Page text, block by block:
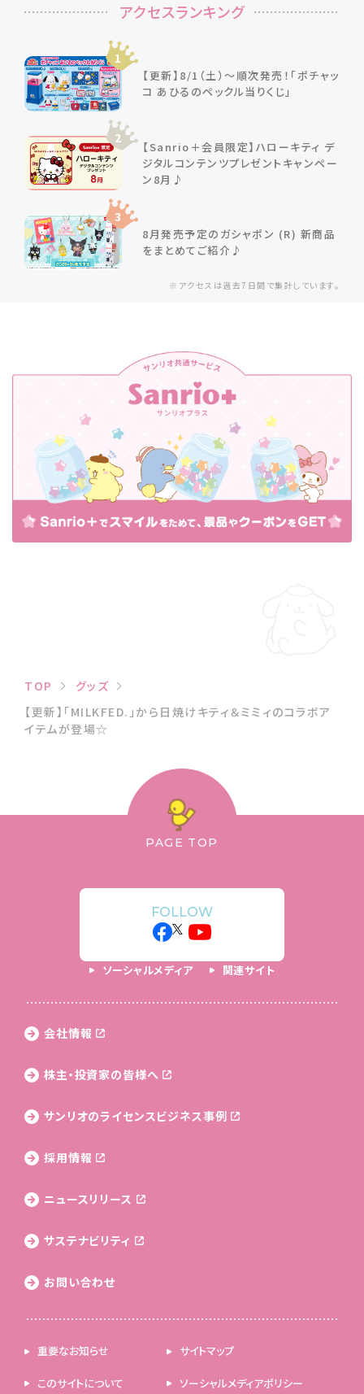
※アクセスは過去7日間で集計しています。
アクセスランキング
1
【更新】8/1（土）～順次発売！「ポチャッ
コ あひるのペックル当りくじ」
2
【Sanrio＋会員限定】ハローキティ デ
ジタルコンテンツプレゼントキャンペー
ン8月♪
3
8月発売予定のガシャポン (R) 新商品
をまとめてご紹介♪
TOP
グッズ
【更新】「MILKFED.」から日焼けキティ＆ミミィのコラボア
イテムが登場☆
PAGE TOP
FOLLOW
ソーシャルメディア 関連サイト
会社情報
株主・投資家の皆様へ
サンリオのライセンス ビジネス事例
採用情報
ニュースリリース
サステナビリティ
お問い合わせ
重要なお知らせ サイトマップ
このサイトについて ソーシャルメディアポリシー